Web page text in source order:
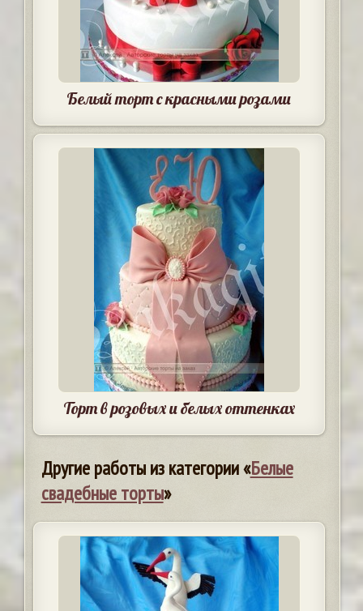
Белый торт с красными розами
Торт в розовых и белых оттенках
Другие работы из категории «Белые
свадебные торты»